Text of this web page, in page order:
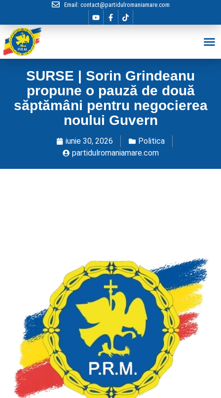
Email: contact@partidulromaniamare.com
SURSE | Sorin Grindeanu
propune o pauză de două
săptămâni pentru negocierea
noului Guvern
iunie 30, 2026
Politica
partidulromaniamare.com